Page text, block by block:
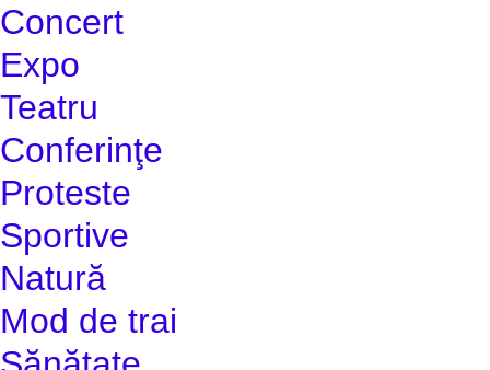
Concert
Expo
Teatru
Conferinţe
Proteste
Sportive
Natură
Mod de trai